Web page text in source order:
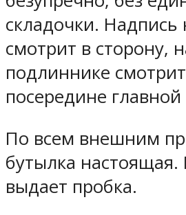
складочки. Надпись
смотрит в сторону,
подлиннике
посередине главной
По всем внешним
бутылка
выдает пробка.